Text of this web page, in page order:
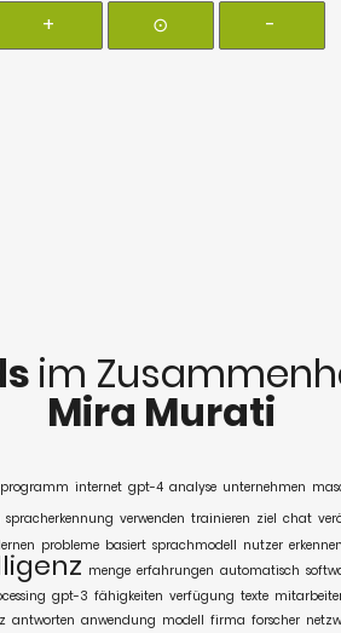
+ ⊙ -
im
Mira Murati
programm internet gpt-4 analyse unternehmen
spracherkennung verwenden trainieren ziel chat
lernen probleme basiert sprachmodell nutzer
menge erfahrungen automatisch
gpt-3 fähigkeiten verfügung texte
antworten anwendung modell firma forscher